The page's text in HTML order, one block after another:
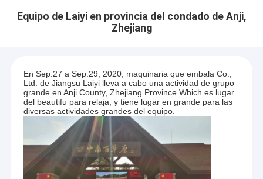
Equipo de Laiyi en provincia del condado de Anji,
Zhejiang
En Sep.27 a Sep.29, 2020, maquinaria que embala Co.,
Ltd. de Jiangsu Laiyi lleva a cabo una actividad de grupo
grande en Anji County, Zhejiang Province.Which es lugar
del beautifu para relaja, y tiene lugar en grande para las
diversas actividades grandes del equipo.